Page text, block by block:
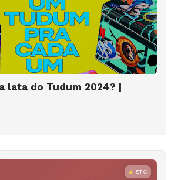
lata do Tudum 2024? |
ETC